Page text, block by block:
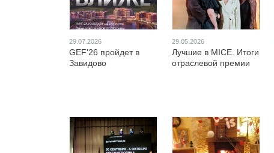
29.07.2026
GEF'26 пройдет в
Завидово
29.05.2026
Лучшие в MICE. Итоги
отраслевой премии